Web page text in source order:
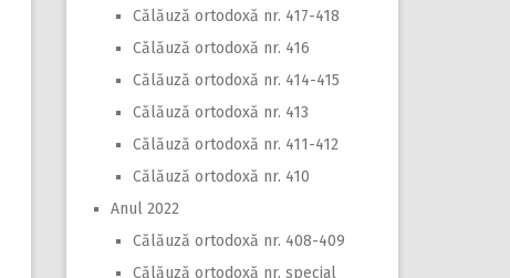
Călăuză ortodoxă nr. 417-418
Călăuză ortodoxă nr. 416
Călăuză ortodoxă nr. 414-415
Călăuză ortodoxă nr. 413
Călăuză ortodoxă nr. 411-412
Călăuză ortodoxă nr. 410
Anul 2022
Călăuză ortodoxă nr. 408-409
Călăuză ortodoxă nr. special